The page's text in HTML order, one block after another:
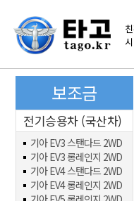
보조금
전기승용차 (국산차)
기아 EV3 스탠다드 2WD
기아 EV3 롱레인지 2WD
기아 EV4 스탠다드 2WD
기아 EV4 롱레인지 2WD